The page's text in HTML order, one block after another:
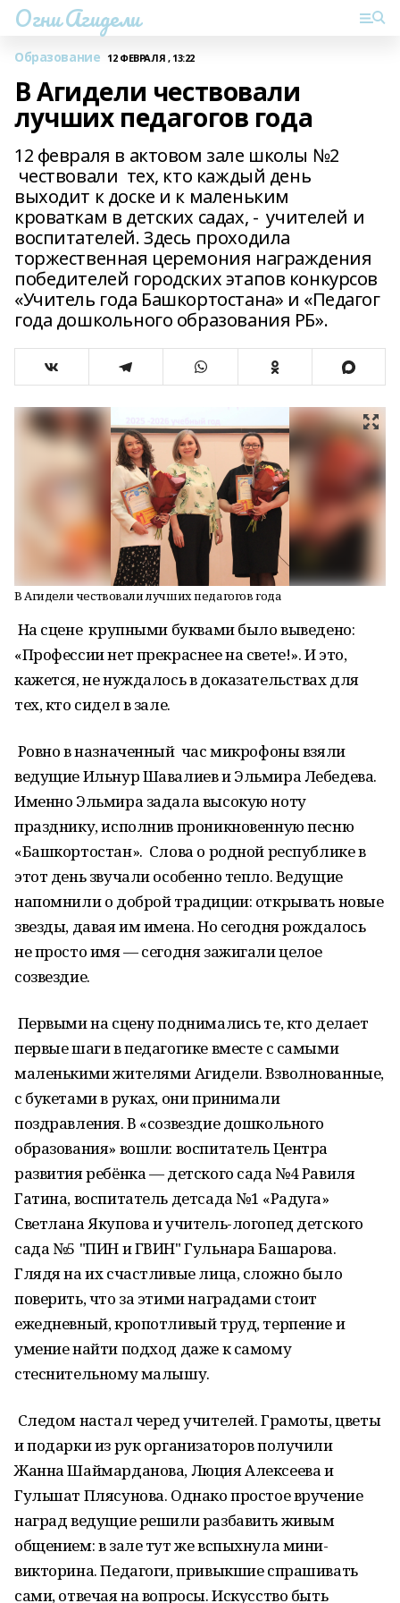
Огни Агидели
Образование 12 ФЕВРАЛЯ , 13:22
В Агидели чествовали
лучших педагогов года
12 февраля в актовом зале школы №2
чествовали тех, кто каждый день
выходит к доске и к маленьким
кроваткам в детских садах, - учителей и
воспитателей. Здесь проходила
торжественная церемония награждения
победителей городских этапов конкурсов
«Учитель года Башкортостана» и «Педагог
года дошкольного образования РБ».
В Агидели чествовали лучших педагогов года
На сцене крупными буквами было выведено:
«Профессии нет прекраснее на свете!». И это,
кажется, не нуждалось в доказательствах для
тех, кто сидел в зале.
Ровно в назначенный час микрофоны взяли
ведущие Ильнур Шавалиев и Эльмира Лебедева.
Именно Эльмира задала высокую ноту
празднику, исполнив проникновенную песню
«Башкортостан». Слова о родной республике в
этот день звучали особенно тепло. Ведущие
напомнили о доброй традиции: открывать новые
звезды, давая им имена. Но сегодня рождалось
не просто имя — сегодня зажигали целое
созвездие.
Первыми на сцену поднимались те, кто делает
первые шаги в педагогике вместе с самыми
маленькими жителями Агидели. Взволнованные,
с букетами в руках, они принимали
поздравления. В «созвездие дошкольного
образования» вошли: воспитатель Центра
развития ребёнка — детского сада №4 Равиля
Гатина, воспитатель детсада №1 «Радуга»
Светлана Якупова и учитель-логопед детского
сада №5 "ПИН и ГВИН" Гульнара Башарова.
Глядя на их счастливые лица, сложно было
поверить, что за этими наградами стоит
ежедневный, кропотливый труд, терпение и
умение найти подход даже к самому
стеснительному малышу.
Следом настал черед учителей. Грамоты, цветы
и подарки из рук организаторов получили
Жанна Шаймарданова, Люция Алексеева и
Гульшат Плясунова. Однако простое вручение
наград ведущие решили разбавить живым
общением: в зале тут же вспыхнула мини-
викторина. Педагоги, привыкшие спрашивать
сами, отвечая на вопросы. Искусство быть